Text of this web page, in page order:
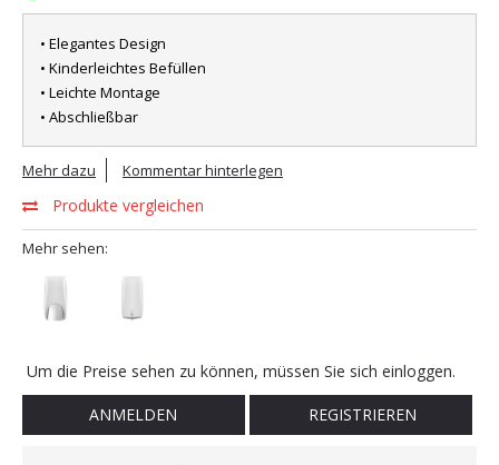
• Elegantes Design
• Kinderleichtes Befüllen
• Leichte Montage
• Abschließbar
Mehr dazu Kommentar hinterlegen
Produkte vergleichen
Mehr sehen:
Um die Preise sehen zu können, müssen Sie sich einloggen.
ANMELDEN REGISTRIEREN